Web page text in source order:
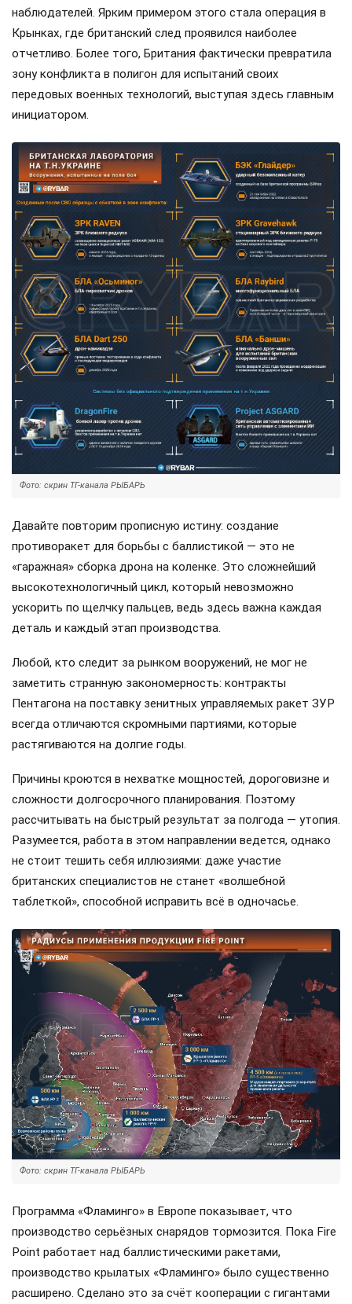
наблюдателей. Ярким примером этого стала операция в
Крынках, где британский след проявился наиболее
отчетливо. Более того, Британия фактически превратила
зону конфликта в полигон для испытаний своих
передовых военных технологий, выступая здесь главным
инициатором.
Фото: скрин ТГ-канала РЫБАРЬ
Давайте повторим прописную истину: создание
противоракет для борьбы с баллистикой — это не
«гаражная» сборка дрона на коленке. Это сложнейший
высокотехнологичный цикл, который невозможно
ускорить по щелчку пальцев, ведь здесь важна каждая
деталь и каждый этап производства.
Любой, кто следит за рынком вооружений, не мог не
заметить странную закономерность: контракты
Пентагона на поставку зенитных управляемых ракет ЗУР
всегда отличаются скромными партиями, которые
растягиваются на долгие годы.
Причины кроются в нехватке мощностей, дороговизне и
сложности долгосрочного планирования. Поэтому
рассчитывать на быстрый результат за полгода — утопия.
Разумеется, работа в этом направлении ведется, однако
не стоит тешить себя иллюзиями: даже участие
британских специалистов не станет «волшебной
таблеткой», способной исправить всё в одночасье.
Фото: скрин ТГ-канала РЫБАРЬ
Программа «Фламинго» в Европе показывает, что
производство серьёзных снарядов тормозится. Пока Fire
Point работает над баллистическими ракетами,
производство крылатых «Фламинго» было существенно
расширено. Сделано это за счёт кооперации с гигантами